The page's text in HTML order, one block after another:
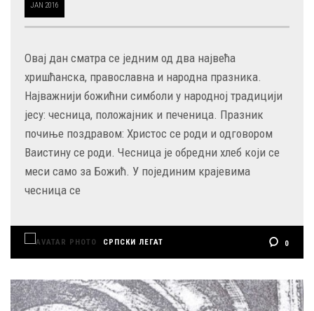
JAN 2016
Овај дан сматра се једним од два највећа
хришћанска, православна и народна празника.
Најважнији божићни симболи у народној традицији
јесу: чесница, положајник и печеница. Празник
почиње поздравом: Христос се роди и одговором
Ваистину се роди. Чесница је обредни хлеб који се
меси само за Божић. У појединим крајевима
чесница се
СРПСКИ ЛЕГАТ 0